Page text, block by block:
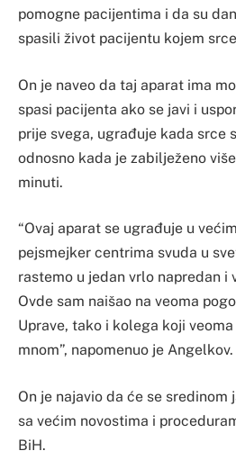
pomogne pacijentima i da su
spasili život pacijentu kojem
On je naveo da taj aparat ima
spasi pacijenta ako se javi i
prije svega, ugrađuje kada srce
odnosno kada je zabilježeno
minuti.
“Ovaj aparat se ugrađuje u
pejsmejker centrima svuda u
rastemo u jedan vrlo napredan i
Ovde sam naišao na veoma
Uprave, tako i kolega koji
mnom”, napomenuo je Angelkov.
On je najavio da će se sredinom
sa većim novostima i
BiH.